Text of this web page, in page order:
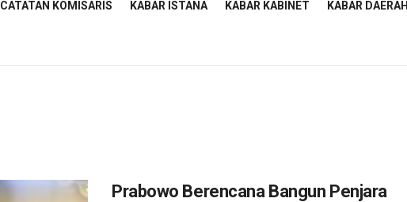
CATATAN KOMISARIS KABAR ISTANA KABAR KABINET KABAR DAERAH
Prabowo Berencana Bangun Penjara